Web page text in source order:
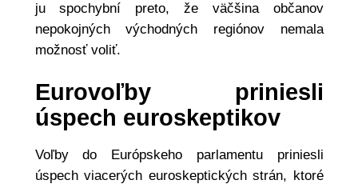
ju spochybní preto, že väčšina občanov
nepokojných východných regiónov nemala
možnosť voliť.
Eurovoľby priniesli
úspech euroskeptikov
Voľby do Európskeho parlamentu priniesli
úspech viacerých euroskeptických strán, ktoré